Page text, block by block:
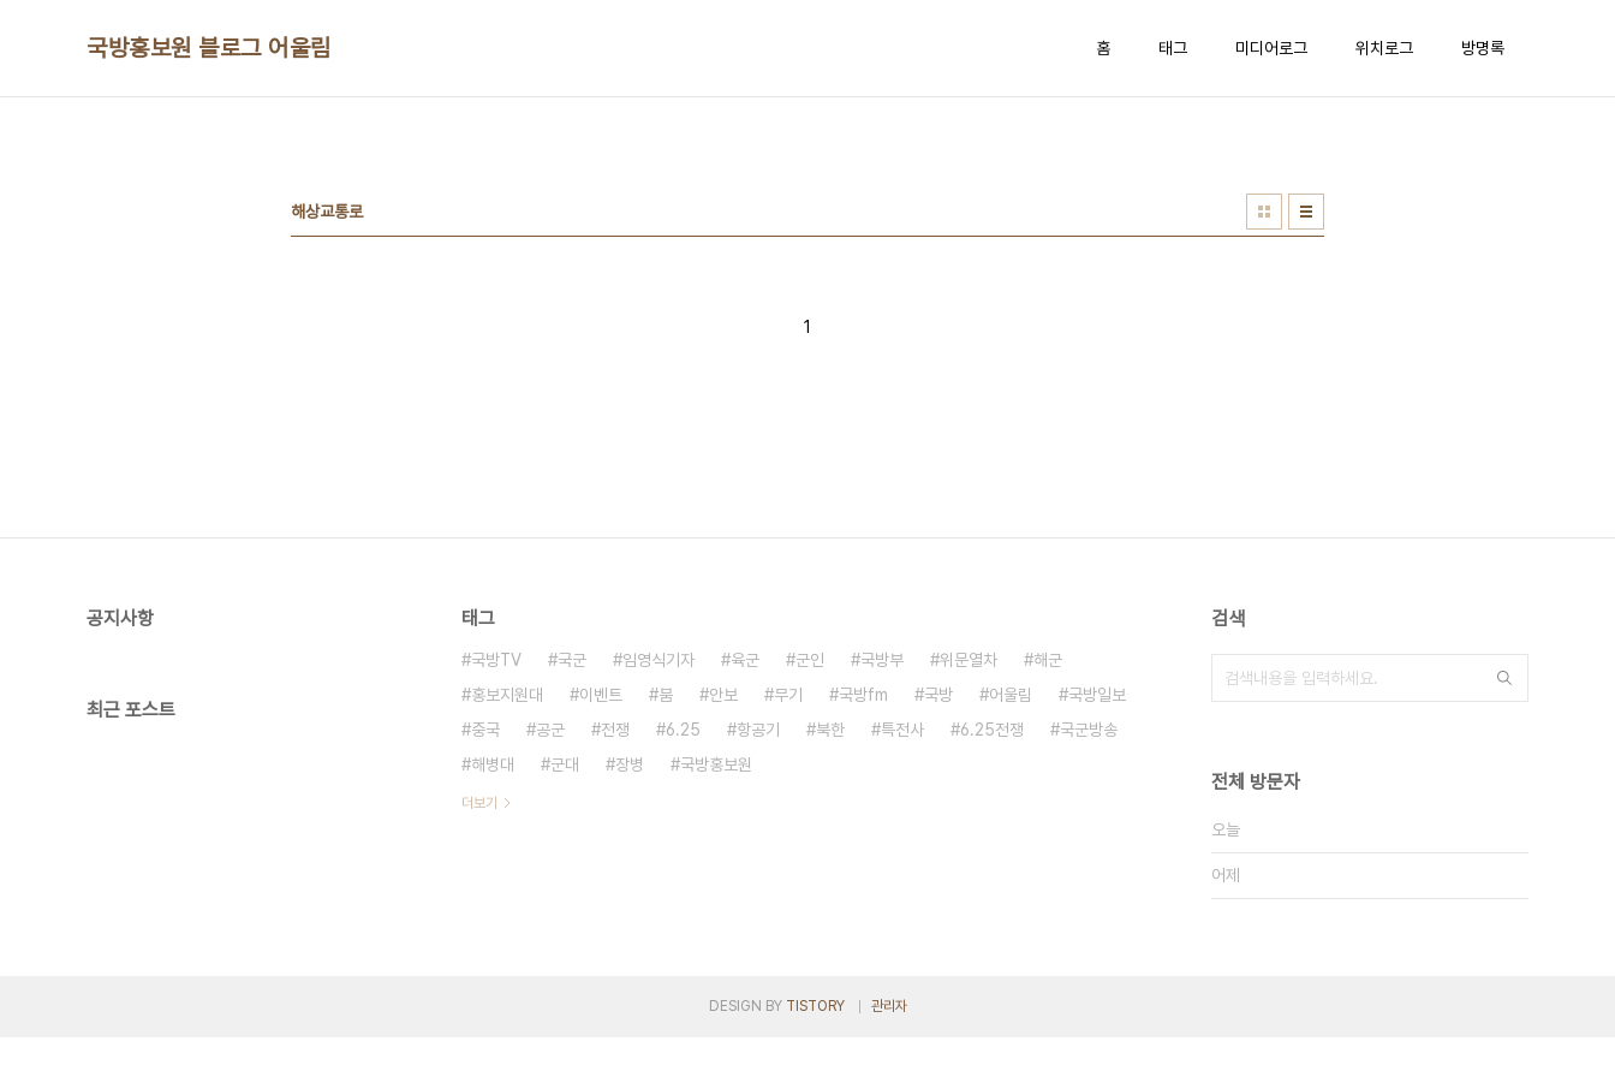
국방홍보원 블로그 어울림 홈 태그 미디어로그 위치로그 방명록
해상교통로
1
공지사항
최근 포스트
태그
국방TV 국군 임영식기자 육군 군인 국방부 위문열차
해군
홍보지원대
이벤트 붐 안보 무기 국방fm 국방 어울림
국방일보
중국
공군 전쟁 6.25 항공기 북한 특전사 6.25전쟁
국군방송
해병대
군대 장병 국방홍보원
더보기
검색
전체 방문자
오늘
어제
DESIGN BY TISTORY 관리자